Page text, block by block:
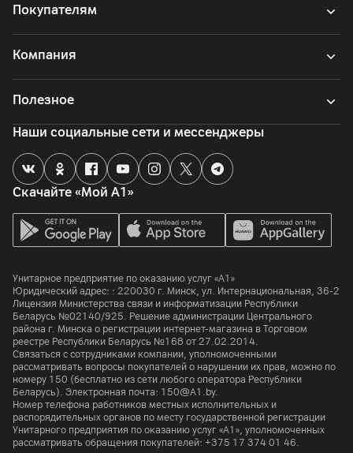
Покупателям
Компания
Полезное
Скачайте «Мой А1»
Наши социальные сети и мессенджеры
Унитарное предприятие по оказанию услуг «А1»
Юридический адрес: : 220030 г. Минск, ул. Интернациональная, 36-2
Лицензия Министерства связи и информатизации Республики
Беларусь №02140/925. Решение администрации Центрального
района г. Минска о регистрации интернет-магазина в Торговом
реестре Республики Беларусь №168 от 27.02.2014.
Связаться с сотрудниками компании, уполномоченными
рассматривать вопросы покупателей о нарушении их прав, можно по
номеру 150 (бесплатно из сети любого оператора Республики
Беларусь). Электронная почта: 150@A1.by.
Номер телефона работников местных исполнительных и
распорядительных органов по месту государственной регистрации
Унитарного предприятия по оказанию услуг «А1», уполномоченных
рассматривать обращения покупателей: +375 17 374 01 46.